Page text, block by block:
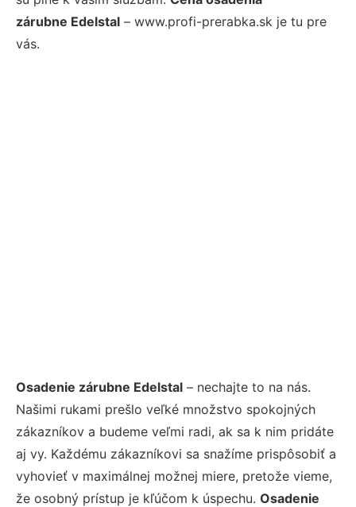
zárubne Edelstal – www.profi-prerabka.sk je tu pre
vás.
Osadenie zárubne Edelstal – nechajte to na nás.
Našimi rukami prešlo veľké množstvo spokojných
zákazníkov a budeme veľmi radi, ak sa k nim pridáte
aj vy. Každému zákazníkovi sa snažíme prispôsobiť a
vyhovieť v maximálnej možnej miere, pretože vieme,
že osobný prístup je kľúčom k úspechu. Osadenie